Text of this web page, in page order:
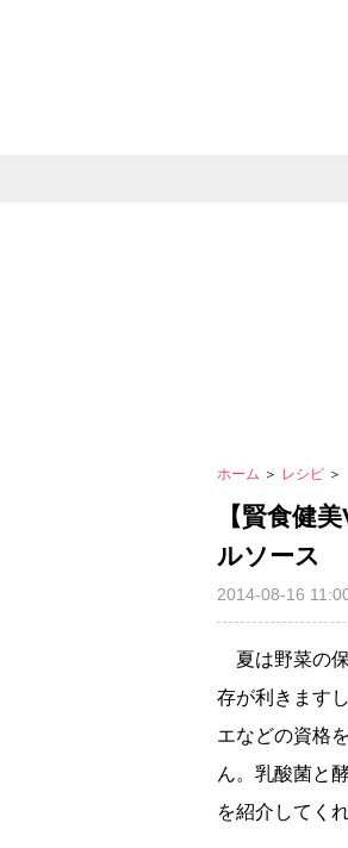
ホーム ＞ レシピ
【賢食健
ルソース
2014-08-16
夏は野菜の
存が利きます
エなどの資格
ん。乳酸菌と
を紹介してくれ